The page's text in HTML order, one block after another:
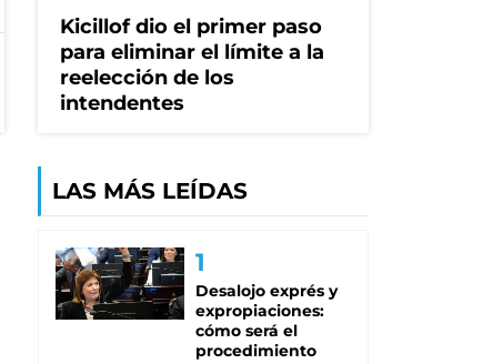
Kicillof dio el primer paso
para eliminar el límite a la
reelección de los
intendentes
LAS MÁS LEÍDAS
Desalojo exprés y
expropiaciones:
cómo será el
procedimiento